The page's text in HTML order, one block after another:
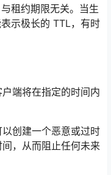
租约期限无关。当生
示极长的 TTL，有时
端将在指定的时间内
创建一个恶意或过时
，从而阻止任何未来